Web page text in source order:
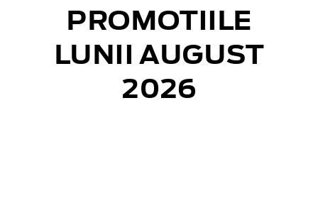
PROMOTIILE
LUNII AUGUST
2026